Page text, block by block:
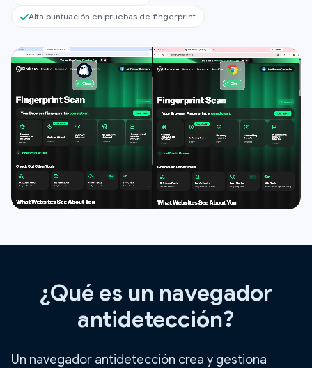
Alta puntuación en pruebas de fingerprint
¿Qué es un navegador
antidetección?
Un navegador antidetección crea y gestiona